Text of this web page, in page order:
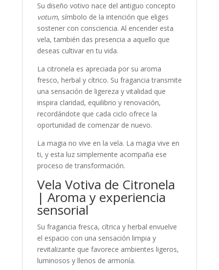
Su diseño votivo nace del antiguo concepto
votum, símbolo de la intención que eliges
sostener con consciencia. Al encender esta
vela, también das presencia a aquello que
deseas cultivar en tu vida.
La citronela es apreciada por su aroma
fresco, herbal y cítrico. Su fragancia transmite
una sensación de ligereza y vitalidad que
inspira claridad, equilibrio y renovación,
recordándote que cada ciclo ofrece la
oportunidad de comenzar de nuevo.
La magia no vive en la vela. La magia vive en
ti, y esta luz simplemente acompaña ese
proceso de transformación.
Vela Votiva de Citronela
| Aroma y experiencia
sensorial
Su fragancia fresca, cítrica y herbal envuelve
el espacio con una sensación limpia y
revitalizante que favorece ambientes ligeros,
luminosos y llenos de armonía.